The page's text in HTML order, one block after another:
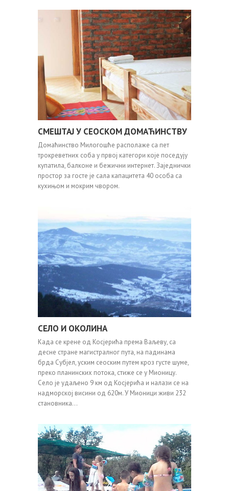
СМЕШТАЈ У СЕОСКОМ ДОМАЋИНСТВУ
Домаћинство Милогошће располаже са пет
трокреветних соба у првој категори које поседују
купатила, балконе и бежични интернет. Заједнички
простор за госте је сала капацитета 40 особа са
кухињом и мокрим чвором.
СЕЛО И ОКОЛИНА
Када се крене од Косјерића према Ваљеву, са
десне стране магистралног пута, на падинама
брда Субјел, уским сеоским путем кроз густе шуме,
преко планинских потока, стиже се у Мионицу.
Село је удаљено 9 км од Косјерића и налази се на
надморској висини од 620м. У Мионици живи 232
становника…